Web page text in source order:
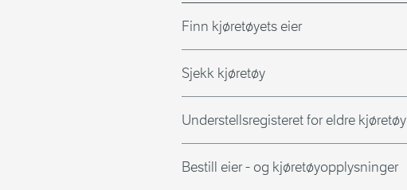
Finn kjøretøyets eier
Sjekk kjøretøy
Understellsregisteret for eldre kjøretøy
Bestill eier - og kjøretøyopplysninger